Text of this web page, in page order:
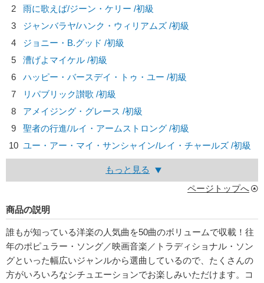
2
雨に歌えば/ジーン・ケリー /初級
3
ジャンバラヤ/ハンク・ウィリアムズ /初級
4
ジョニー・B.グッド /初級
5
漕げよマイケル /初級
6
ハッピー・バースデイ・トゥ・ユー /初級
7
リパブリック讃歌 /初級
8
アメイジング・グレース /初級
9
聖者の行進/ルイ・アームストロング /初級
10 ユー・アー・マイ・サンシャイン/レイ・チャールズ /初級
もっと見る
ページトップへ
商品の説明
誰もが知っている洋楽の人気曲を50曲のボリュームで収載！往
年のポピュラー・ソング／映画音楽／トラディショナル・ソン
グといった幅広いジャンルから選曲しているので、たくさんの
方がいろいろなシチュエーションでお楽しみいただけます。コ